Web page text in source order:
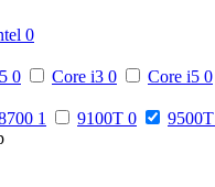
0
0 Core i3 0 Core i5 0
1 9100T 0 9500T